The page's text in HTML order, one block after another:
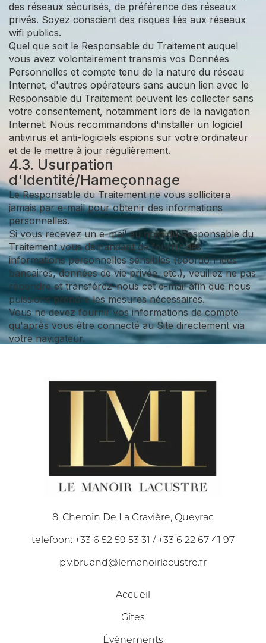
des réseaux sécurisés, de préférence des réseaux
privés. Soyez conscient des risques liés aux réseaux
wifi publics.
Quel que soit le Responsable du Traitement auquel
vous avez volontairement transmis vos Données
Personnelles et compte tenu de la nature du réseau
Internet, d'autres opérateurs sans aucun lien avec le
Responsable du Traitement peuvent les collecter sans
votre consentement, notamment lors de la navigation
Internet. Nous recommandons d'installer un logiciel
antivirus et anti-logiciels espions sur votre ordinateur
et de le mettre à jour régulièrement.
4.3. Usurpation
d'Identité/Hameçonnage
Le Responsable du Traitement ne vous sollicitera
jamais par e-mail pour obtenir des informations
personnelles.
Si vous recevez un e-mail au nom du Responsable du
Traitement vous demandant de fournir des
informations personnelles sensibles (coordonnées
bancaires, données de vie privée, etc.), veuillez ne pas
répondre et transférez-nous cet e-mail afin que nous
puissions prendre les mesures nécessaires.
Vous ne devez fournir vos informations de compte
qu'après vous être connecté au Site directement via
votre navigateur.
8, Chemin De La Gravière, Queyrac
telefoon: +33 6 52 59 53 31 / +33 6 22 67 41 97
p.v.bruand@lemanoirlacustre.fr
Accueil
Gîtes
Événements